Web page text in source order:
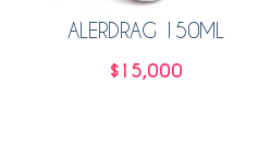
ALERDRAG 150ML
$15,000